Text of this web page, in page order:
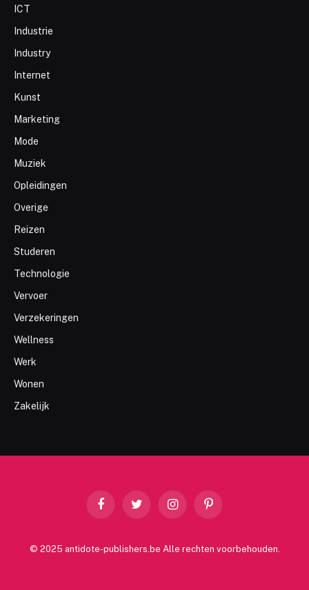
ICT
Industrie
Industry
Internet
Kunst
Marketing
Mode
Muziek
Opleidingen
Overige
Reizen
Studeren
Technologie
Vervoer
Verzekeringen
Wellness
Werk
Wonen
Zakelijk
FacebookTwitter InstagramPinterest
© 2025 antidote-publishers.be Alle rechten voorbehouden.